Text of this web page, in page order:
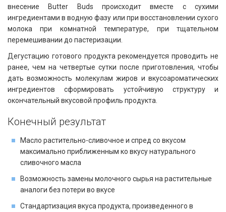
внесение Butter Buds происходит вместе с сухими
ингредиентами в водную фазу или при восстановлении сухого
молока при комнатной температуре, при тщательном
перемешивании до пастеризации.
Дегустацию готового продукта рекомендуется проводить не
ранее, чем на четвертые сутки после приготовления, чтобы
дать возможность молекулам жиров и вкусоароматических
ингредиентов сформировать устойчивую структуру и
окончательный вкусовой профиль продукта.
Конечный результат
Масло растительно-сливочное и спред со вкусом
максимально приближенным ко вкусу натурального
сливочного масла
Возможность замены молочного сырья на растительные
аналоги без потери во вкусе
Стандартизация вкуса продукта, произведенного в